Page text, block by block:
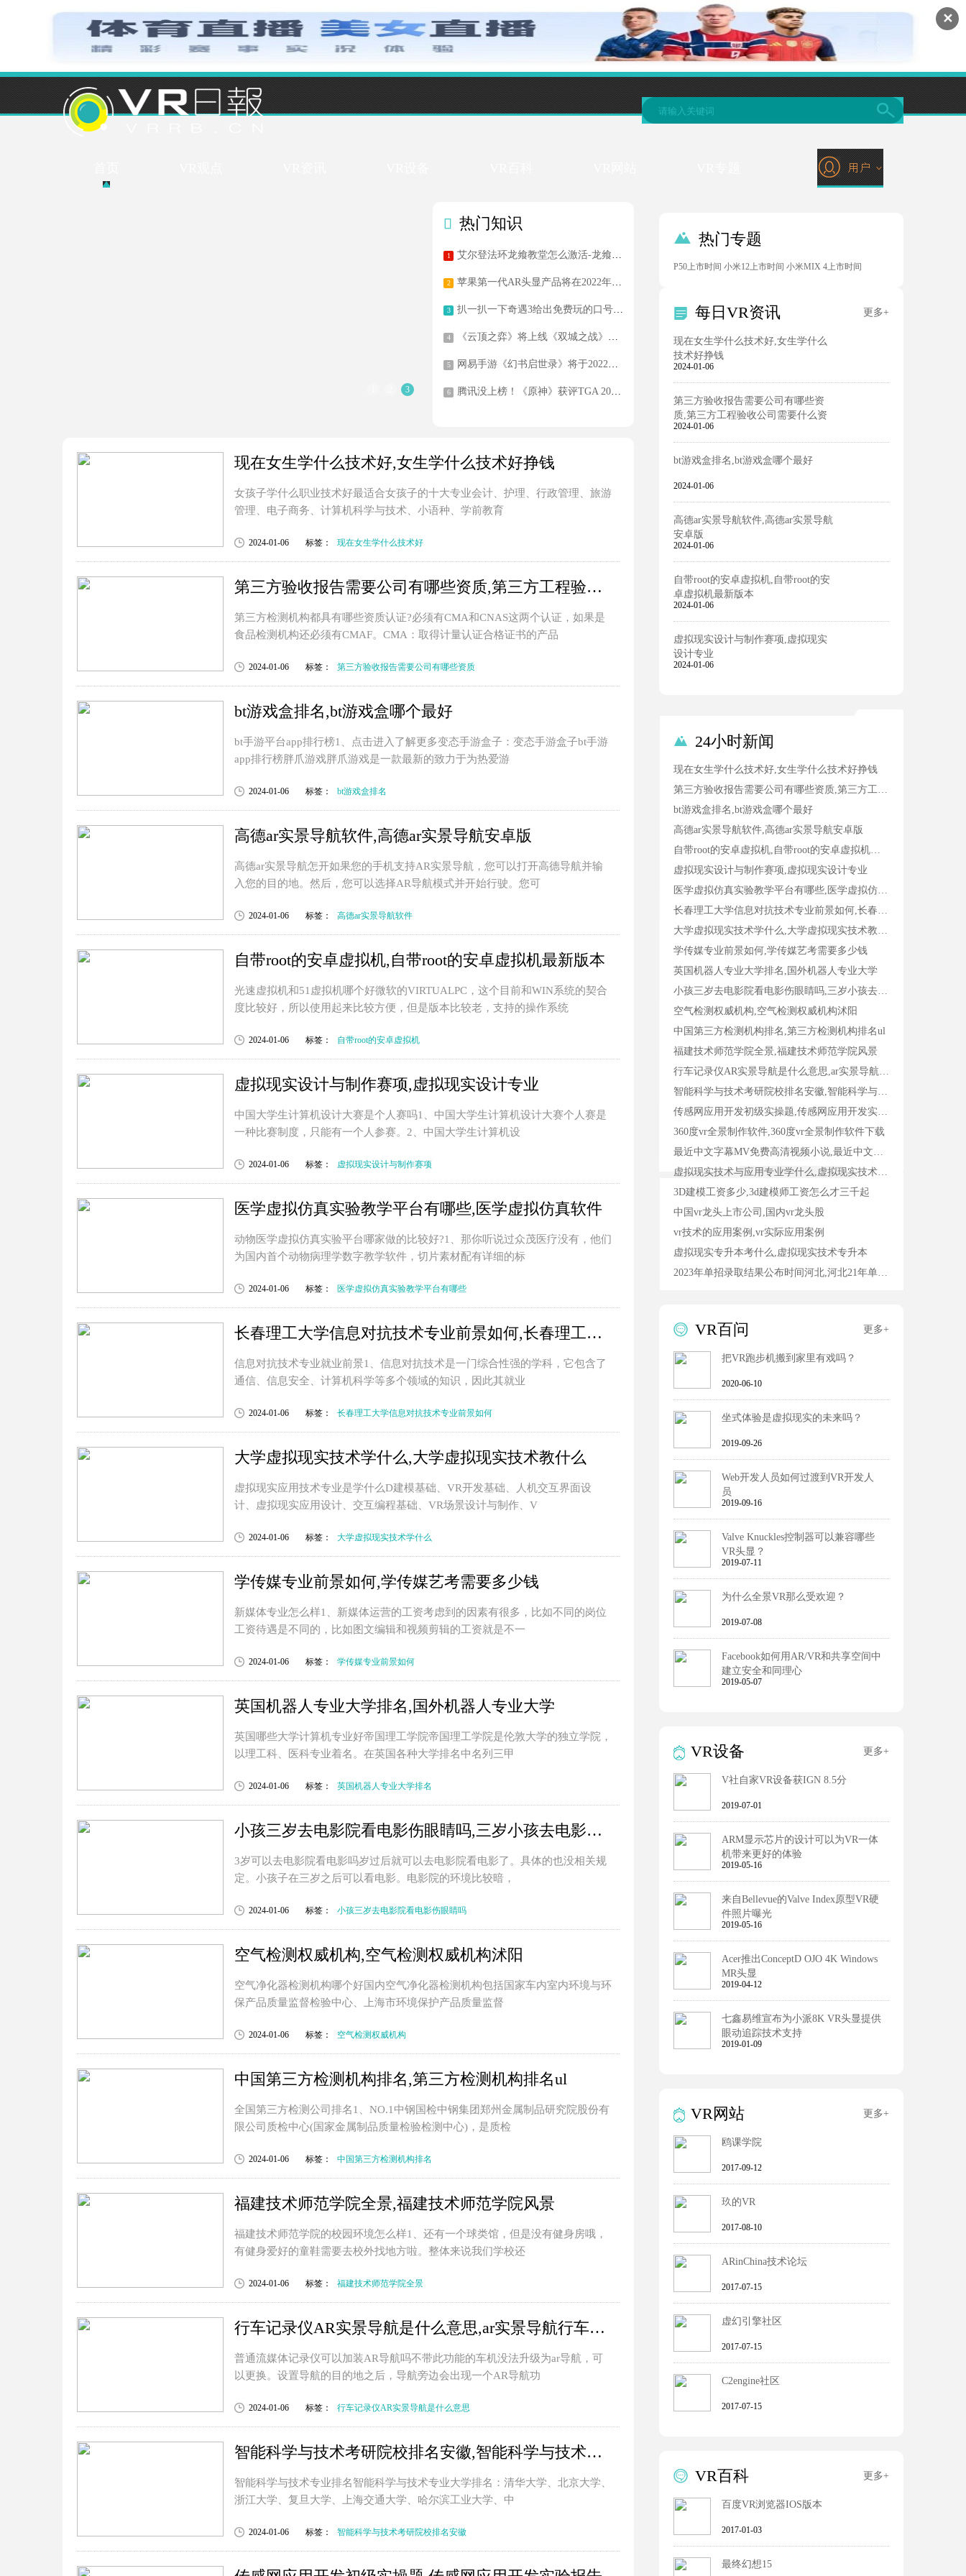
✕
3
 热门知识
1 艾尔登法环龙飨教堂怎么激活-龙飨教堂激活方法
2 苹果第一代AR头显产品将在2022年开发者大会上发布
3 扒一扒一下奇遇3给出免费玩的口号到底是噱头还是诚意满满
4 《云顶之弈》将上线《双城之战》版本，迎来第一个独立于《英雄联盟》英雄阵容的角色
5 网易手游《幻书启世录》将于2022年2月14日停止运营
6 腾讯没上榜！《原神》获评TGA 2021最佳手游奖：官方宣布全服发福利
现在女生学什么技术好,女生学什么技术好挣钱
女孩子学什么职业技术好最适合女孩子的十大专业会计、护理、行政管理、旅游
管理、电子商务、计算机科学与技术、小语种、学前教育
2024-01-06 标签： 现在女生学什么技术好
第三方验收报告需要公司有哪些资质,第三方工程验收公司需要什么资质
第三方检测机构都具有哪些资质认证?必须有CMA和CNAS这两个认证，如果是
食品检测机构还必须有CMAF。CMA：取得计量认证合格证书的产品
2024-01-06 标签： 第三方验收报告需要公司有哪些资质
bt游戏盒排名,bt游戏盒哪个最好
bt手游平台app排行榜1、点击进入了解更多变态手游盒子：变态手游盒子bt手游
app排行榜胖爪游戏胖爪游戏是一款最新的致力于为热爱游
2024-01-06 标签： bt游戏盒排名
高德ar实景导航软件,高德ar实景导航安卓版
高德ar实景导航怎开如果您的手机支持AR实景导航，您可以打开高德导航并输
入您的目的地。然后，您可以选择AR导航模式并开始行驶。您可
2024-01-06 标签： 高德ar实景导航软件
自带root的安卓虚拟机,自带root的安卓虚拟机最新版本
光速虚拟机和51虚拟机哪个好微软的VIRTUALPC，这个目前和WIN系统的契合
度比较好，所以使用起来比较方便，但是版本比较老，支持的操作系统
2024-01-06 标签： 自带root的安卓虚拟机
虚拟现实设计与制作赛项,虚拟现实设计专业
中国大学生计算机设计大赛是个人赛吗1、中国大学生计算机设计大赛个人赛是
一种比赛制度，只能有一个人参赛。2、中国大学生计算机设
2024-01-06 标签： 虚拟现实设计与制作赛项
医学虚拟仿真实验教学平台有哪些,医学虚拟仿真软件
动物医学虚拟仿真实验平台哪家做的比较好?1、那你听说过众茂医疗没有，他们
为国内首个动物病理学数字教学软件，切片素材配有详细的标
2024-01-06 标签： 医学虚拟仿真实验教学平台有哪些
长春理工大学信息对抗技术专业前景如何,长春理工大学信息工程
信息对抗技术专业就业前景1、信息对抗技术是一门综合性强的学科，它包含了
通信、信息安全、计算机科学等多个领域的知识，因此其就业
2024-01-06 标签： 长春理工大学信息对抗技术专业前景如何
大学虚拟现实技术学什么,大学虚拟现实技术教什么
虚拟现实应用技术专业是学什么D建模基础、VR开发基础、人机交互界面设
计、虚拟现实应用设计、交互编程基础、VR场景设计与制作、V
2024-01-06 标签： 大学虚拟现实技术学什么
学传媒专业前景如何,学传媒艺考需要多少钱
新媒体专业怎么样1、新媒体运营的工资考虑到的因素有很多，比如不同的岗位
工资待遇是不同的，比如图文编辑和视频剪辑的工资就是不一
2024-01-06 标签： 学传媒专业前景如何
英国机器人专业大学排名,国外机器人专业大学
英国哪些大学计算机专业好帝国理工学院帝国理工学院是伦敦大学的独立学院，
以理工科、医科专业着名。在英国各种大学排名中名列三甲
2024-01-06 标签： 英国机器人专业大学排名
小孩三岁去电影院看电影伤眼睛吗,三岁小孩去电影院看电影要买票吗
3岁可以去电影院看电影吗岁过后就可以去电影院看电影了。具体的也没相关规
定。小孩子在三岁之后可以看电影。电影院的环境比较暗，
2024-01-06 标签： 小孩三岁去电影院看电影伤眼睛吗
空气检测权威机构,空气检测权威机构沭阳
空气净化器检测机构哪个好国内空气净化器检测机构包括国家车内室内环境与环
保产品质量监督检验中心、上海市环境保护产品质量监督
2024-01-06 标签： 空气检测权威机构
中国第三方检测机构排名,第三方检测机构排名ul
全国第三方检测公司排名1、NO.1中钢国检中钢集团郑州金属制品研究院股份有
限公司质检中心(国家金属制品质量检验检测中心)，是质检
2024-01-06 标签： 中国第三方检测机构排名
福建技术师范学院全景,福建技术师范学院风景
福建技术师范学院的校园环境怎么样1、还有一个球类馆，但是没有健身房哦，
有健身爱好的童鞋需要去校外找地方啦。整体来说我们学校还
2024-01-06 标签： 福建技术师范学院全景
行车记录仪AR实景导航是什么意思,ar实景导航行车记录仪什么牌子好
普通流媒体记录仪可以加装AR导航吗不带此功能的车机没法升级为ar导航，可
以更换。设置导航的目的地之后，导航旁边会出现一个AR导航功
2024-01-06 标签： 行车记录仪AR实景导航是什么意思
智能科学与技术考研院校排名安徽,智能科学与技术研究生专业排名
智能科学与技术专业排名智能科学与技术专业大学排名：清华大学、北京大学、
浙江大学、复旦大学、上海交通大学、哈尔滨工业大学、中
2024-01-06 标签： 智能科学与技术考研院校排名安徽
 热门专题
P50上市时间 小米12上市时间 小米MIX 4上市时间
 每日VR资讯 更多+
现在女生学什么技术好,女生学什么
技术好挣钱
2024-01-06
第三方验收报告需要公司有哪些资
质,第三方工程验收公司需要什么资
质
2024-01-06
bt游戏盒排名,bt游戏盒哪个最好
2024-01-06
高德ar实景导航软件,高德ar实景导航
安卓版
2024-01-06
自带root的安卓虚拟机,自带root的安
卓虚拟机最新版本
2024-01-06
虚拟现实设计与制作赛项,虚拟现实
设计专业
2024-01-06
 24小时新闻
现在女生学什么技术好,女生学什么技术好挣钱
第三方验收报告需要公司有哪些资质,第三方工程验收公司需要什么资质
bt游戏盒排名,bt游戏盒哪个最好
高德ar实景导航软件,高德ar实景导航安卓版
自带root的安卓虚拟机,自带root的安卓虚拟机最新版本
虚拟现实设计与制作赛项,虚拟现实设计专业
医学虚拟仿真实验教学平台有哪些,医学虚拟仿真软件
长春理工大学信息对抗技术专业前景如何,长春理工大学信息工程
大学虚拟现实技术学什么,大学虚拟现实技术教什么
学传媒专业前景如何,学传媒艺考需要多少钱
英国机器人专业大学排名,国外机器人专业大学
小孩三岁去电影院看电影伤眼睛吗,三岁小孩去电影院看电影要买票吗
空气检测权威机构,空气检测权威机构沭阳
中国第三方检测机构排名,第三方检测机构排名ul
福建技术师范学院全景,福建技术师范学院风景
行车记录仪AR实景导航是什么意思,ar实景导航行车记录仪什么牌子好
智能科学与技术考研院校排名安徽,智能科学与技术研究生专业排名
传感网应用开发初级实操题,传感网应用开发实验报告
360度vr全景制作软件,360度vr全景制作软件下载
最近中文字幕MV免费高清视频小说,最近中文字幕mv免费高清视频小说
虚拟现实技术与应用专业学什么,虚拟现实技术与应用专业学什么课程
3D建模工资多少,3d建模师工资怎么才三千起
中国vr龙头上市公司,国内vr龙头股
vr技术的应用案例,vr实际应用案例
虚拟现实专升本考什么,虚拟现实技术专升本
2023年单招录取结果公布时间河北,河北21年单招考试时间
 VR百问 更多+
把VR跑步机搬到家里有戏吗？
2020-06-10
坐式体验是虚拟现实的未来吗？
2019-09-26
Web开发人员如何过渡到VR开发人
员
2019-09-16
Valve Knuckles控制器可以兼容哪些
VR头显？
2019-07-11
为什么全景VR那么受欢迎？
2019-07-08
Facebook如何用AR/VR和共享空间中
建立安全和同理心
2019-05-07
VR设备 更多+
V社自家VR设备获IGN 8.5分
2019-07-01
ARM显示芯片的设计可以为VR一体
机带来更好的体验
2019-05-16
来自Bellevue的Valve Index原型VR硬
件照片曝光
2019-05-16
Acer推出ConceptD OJO 4K Windows
MR头显
2019-04-12
七鑫易维宣布为小派8K VR头显提供
眼动追踪技术支持
2019-01-09
VR网站 更多+
鸥课学院
2017-09-12
玖的VR
2017-08-10
ARinChina技术论坛
2017-07-15
虚幻引擎社区
2017-07-15
C2engine社区
2017-07-15
 VR百科 更多+
百度VR浏览器IOS版本
2017-01-03
最终幻想15